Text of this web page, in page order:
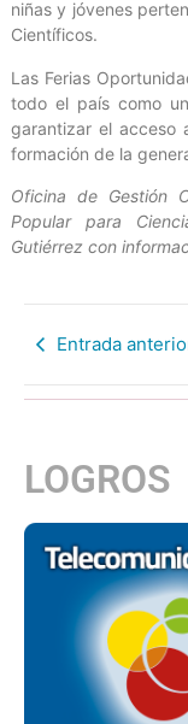
niñas y jóvenes
Científicos.
Las Ferias
todo el país como
garantizar el acceso
formación de la
Oficina de Gestión
Popular para
Gutiérrez con
Entrada
LOGROS